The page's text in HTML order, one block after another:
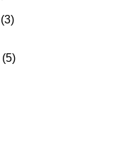
(3)
(5)